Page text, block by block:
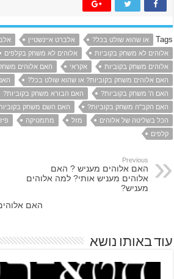
Tags או שהוא שולט בכל? אלברט איינשטיין
אלוהים לא משחק בקוביות
אלוהים לא משחק בקלפים
אלוהים משחק בקוביות
אקראי
האם אלוהים
האם אלוהים משחק בקוביות? או שהוא שולט בכל?
האם ה' משחק בקוביות?
האם הבורא משחק בקוביות?
האם הקב"ה משחק בקוביות?
האם השם משחק
הכל בשליטה של אלוהים
מזל מתמטיקה
קלפים
Previous
האם אלוהים מעניש ? האם
אלוהים מעניש אותי? למה אלוהים
מעניש?
האם
עוד באותו נושא